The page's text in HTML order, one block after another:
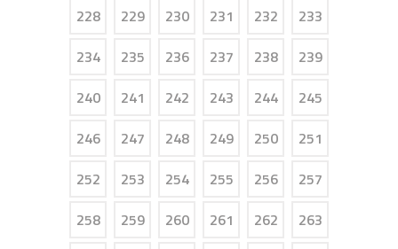
228
229 230 231 232
233
234
235 236 237 238
239
240
241 242 243 244
245
246
247 248 249 250
251
252
253 254 255 256
257
258
259 260 261 262
263